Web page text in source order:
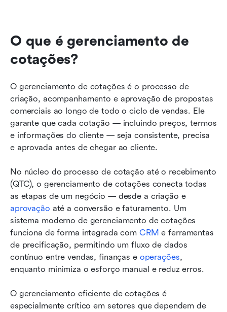
O que é gerenciamento de
cotações?
O gerenciamento de cotações é o processo de
criação, acompanhamento e aprovação de propostas
comerciais ao longo de todo o ciclo de vendas. Ele
garante que cada cotação — incluindo preços, termos
e informações do cliente — seja consistente, precisa
e aprovada antes de chegar ao cliente.
No núcleo do processo de cotação até o recebimento
(QTC), o gerenciamento de cotações conecta todas
as etapas de um negócio — desde a criação e
aprovação até a conversão e faturamento. Um
sistema moderno de gerenciamento de cotações
funciona de forma integrada com CRM e ferramentas
de precificação, permitindo um fluxo de dados
contínuo entre vendas, finanças e operações,
enquanto minimiza o esforço manual e reduz erros.
O gerenciamento eficiente de cotações é
especialmente crítico em setores que dependem de